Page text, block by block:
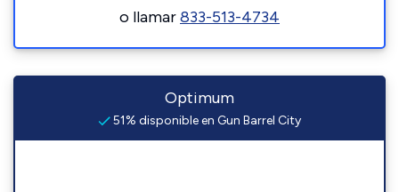
o llamar833-513-4734
Optimum
51% disponible en Gun Barrel City